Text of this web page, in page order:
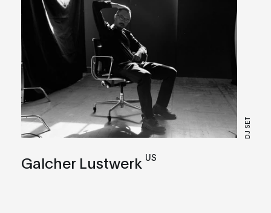
DJ SET
Galcher Lustwerk US